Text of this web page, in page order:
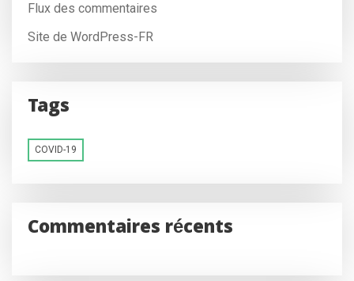
Flux des commentaires
Site de WordPress-FR
Tags
COVID-19
Commentaires récents